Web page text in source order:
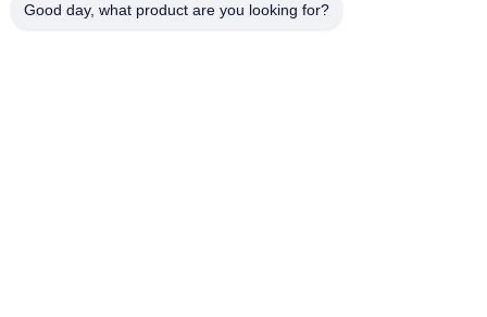
Good day, what product are you looking for?